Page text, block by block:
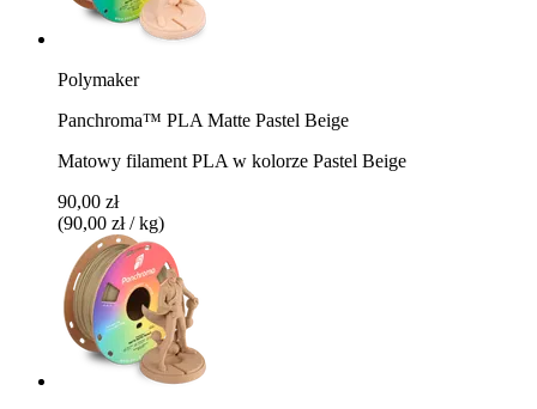
Polymaker
Panchroma™ PLA Matte Pastel Beige
Matowy filament PLA w kolorze Pastel Beige
90,00 zł
(90,00 zł / kg)